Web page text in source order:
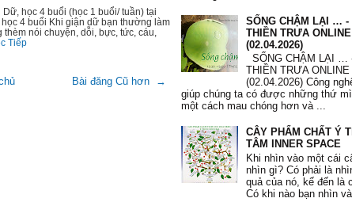
học 4 buổi (học 1 buổi/ tuần) tại
4 buổi Khi giận dữ bạn thường làm
nói chuyện, dỗi, bực, tức, cáu,
Tiếp
Bài đăng Cũ hơn →
biếm và những thói quen xấu. Tôi
quí mình hơn, quan tâm và dành
chăm sóc bản thân."
Mạnh Hà, 26 tuổi
"Từ khi tham gia khoá học, em
sâu sắc hơn mình đang tự huỷ
thui chột đi những giá trị vốn có
Qua các bài tập, các tấm thẻ giá
thuật toán, trắc nghiệm, em hiểu
thân và thôi không lo lắng về
SỐNG CHẬM LẠI … -
THIỀN TRƯA ONLINE
(02.04.2026)
SỐNG CHẬM LẠI …
THIỀN TRƯA ONLINE
(02.04.2026) Công
giúp chúng ta có được những thứ
một cách mau chóng hơn và ...
CÂY PHẨM CHẤT Ý
TÂM INNER SPACE
Khi nhìn vào một cái
nhìn gì? Có phải là
quả của nó, kế đến là
Có khi nào bạn nhìn